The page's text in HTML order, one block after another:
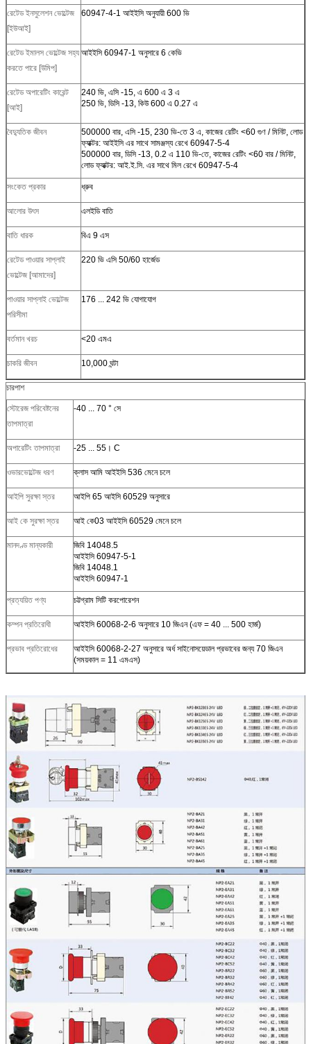
রেটেড ইনসুলেশন ভোল্টেজ
[ইউআই]
60947-4-1 আইইসি অনুযায়ী 600 ভি
রেটেড ইমালস ভোল্টেজ সহ্য
করতে পারে [উমিপ]
আইইসি 60947-1 অনুসারে 6 কেভি
রেটেড অপারেটিং কারেন্ট
[আই]
240 ভি, এসি -15, এ 600 এ 3 এ
250 ভি, ডিসি -13, কিউ 600 এ 0.27 এ
বৈদ্যুতিক জীবন
500000 বার, এসি -15, 230 ভি-তে 3 এ, কাজের রেটিং <60 গুণ / মিনিট, লোড
ফ্যাক্টর: আইইসি এর সাথে সামঞ্জস্য রেখে 60947-5-4
500000 বার, ডিসি -13, 0.2 এ 110 ভি-তে, কাজের রেটিং <60 বার / মিনিট,
লোড ফ্যাক্টর: আই.ই.সি. এর সাথে মিল রেখে 60947-5-4
সংকেত প্রকার ধ্রুব
আলোর উৎস এলইডি বাতি
বাতি ধারক বিএ 9 এস
রেটেড পাওয়ার সাপ্লাই
ভোল্টেজ [আমাদের]
220 ভি এসি 50/60 হার্জেড
পাওয়ার সাপ্লাই ভোল্টেজ
পরিসীমা
176 ... 242 ভি যোগাযোগ
বর্তমান খরচ <20 এমএ
চাকরি জীবন 10,000 ঘন্টা
চারপাশ
স্টোরেজ পরিবেষ্টনের
তাপমাত্রা
-40 ... 70 ° সে
অপারেটিং তাপমাত্রা -25 ... 55। C
ওভারভোল্টেজ ধরণ ক্লাস আমি আইইসি 536 মেনে চলে
আইপি সুরক্ষা স্তর আইপি 65 আইসি 60529 অনুসারে
আই কে সুরক্ষা স্তর আই কে03 আইইসি 60529 মেনে চলে
মানদণ্ড মান্যকারী
জিবি 14048.5
আইইসি 60947-5-1
জিবি 14048.1
আইইসি 60947-1
প্রত্যয়িত পণ্য চট্টগ্রাম সিটি করপোরেশন
কম্পন প্রতিরোধী আইইসি 60068-2-6 অনুসারে 10 জিএন (এফ = 40 ... 500 হার্জ)
প্রভাব প্রতিরোধের
আইইসি 60068-2-27 অনুসারে অর্ধ সাইনোসয়েডাল প্রভাবের জন্য 70 জিএন
(সময়কাল = 11 এমএস)